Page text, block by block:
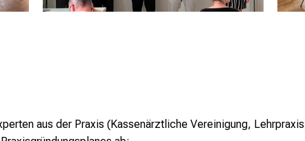
aus der Praxis (Kassenärztliche Vereinigung,